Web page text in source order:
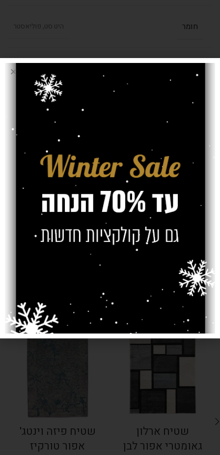
חומר היט סט, פוליאסטר
בחרו מידה (מטר) 1.40/1.90
1.60/2.30
2.00/2.90
,
2.40/3.30
מוצרים קשורים
SOLD OUT
שטיח ארלון
גאומטרי אפור לבן
שטיח פיזה וינטג'
אפור טורקיז